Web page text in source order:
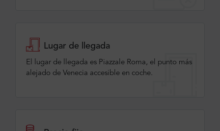
Lugar de llegada
El lugar de llegada es Piazzale Roma, el punto más
alejado de Venecia accesible en coche.